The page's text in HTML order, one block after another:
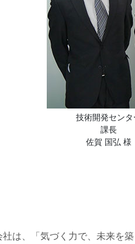
技術開発センタ
課長
佐賀 国弘 様
は、「気づく力で、未来を